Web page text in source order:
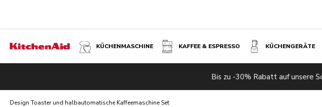
KÜCHENMASCHINE KAFFEE & ESPRESSO KÜCHENGERÄTE
Bis zu -30% Rabatt auf unsere
Design Toaster und halbautomatische Kaffeemaschine Set
DESIGN TOASTER UND HALBAUTOMATISCHE KAFFEEMASCHINE SET - PORCELAIN